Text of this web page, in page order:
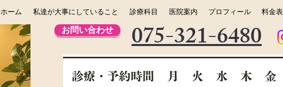
ホーム 私達が大事にしていること 診療科目 医院案内 プロフィール 料金表
お問い合わせ 075-321-6480